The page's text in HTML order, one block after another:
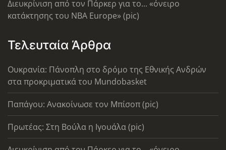
Διευκρίνιση από τον Πάρκερ για το... «όνειρο
κατάκτησης του ΝΒΑ Europe» (pic)
Τελευταία Άρθρα
Ουκρανία: Πάνοπλη στο δρόμο της Εθνικής Ανδρών
στα προκριματικά του Mundobasket
Παπάγου: Ανακοίνωσε τον Μπίσοπ (pic)
Πρωτέας: Στη Βούλα η Ιγουάλα (pic)